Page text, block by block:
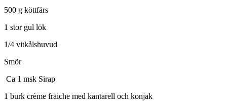
500 g köttfärs
1 stor gul lök
1/4 vitkålshuvud
Smör
Ca 1 msk Sirap
1 burk crème fraiche med kantarell och konjak